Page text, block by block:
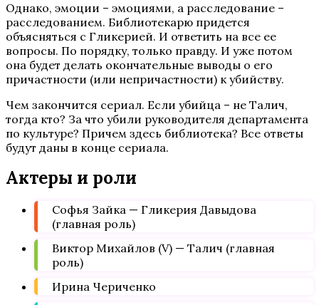
Однако, эмоции – эмоциями, а расследование –
расследованием. Библиотекарю придется
объясняться с Гликерией. И ответить на все ее
вопросы. По порядку, только правду. И уже потом
она будет делать окончательные выводы о его
причастности (или непричастности) к убийству.
Чем закончится сериал. Если убийца – не Талич,
тогда кто? За что убили руководителя департамента
по культуре? Причем здесь библиотека? Все ответы
будут даны в конце сериала.
Актеры и роли
Софья Зайка — Гликерия Давыдова
(главная роль)
Виктор Михайлов (V) — Талич (главная
роль)
Ирина Чериченко